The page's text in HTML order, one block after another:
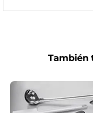
También